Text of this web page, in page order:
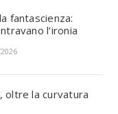
fantascienza:
l’ironia
oltre la curvatura